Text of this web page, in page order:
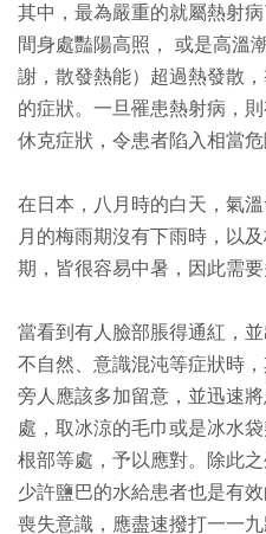
其中，最為嚴重的就屬熱射
間身處豔陽高照， 或是高溫
謝，散發熱能）超過熱發散
的症狀。一旦罹患熱射病，
休克症狀，令患者陷入相當危
在日本，八月時的白天，氣
月的梅雨期沒有下雨時，以
期，皆很容易中暑，因此需要
當看到有人臉部脹得通紅，
不自然、意識混沌等症狀時
旁人應該多加留意，並迅速
處，取冰涼的毛巾或是冰水
根部等處，予以應對。除此
少許鹽巴的水給患者也是有
喪失意識，應盡速撥打一一九